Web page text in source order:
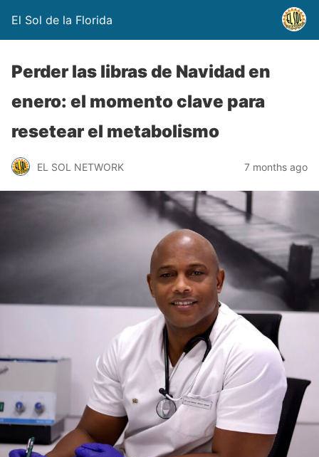
El Sol de la Florida
Perder las libras de Navidad en
enero: el momento clave para
resetear el metabolismo
EL SOL NETWORK 7 months ago